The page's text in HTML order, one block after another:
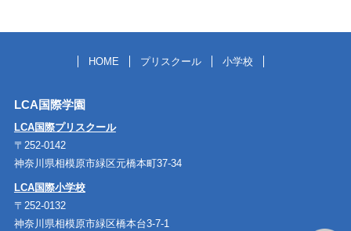
HOME プリスクール 小学校
LCA国際学園
LCA国際プリスクール
〒252-0142
神奈川県相模原市緑区元橋本町37-34
LCA国際小学校
〒252-0132
神奈川県相模原市緑区橋本台3-7-1